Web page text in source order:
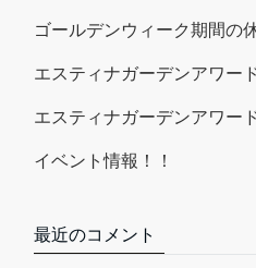
ゴールデンウィーク期間の
エスティナガーデンアワー
エスティナガーデンアワー
イベント情報！！
最近のコメント